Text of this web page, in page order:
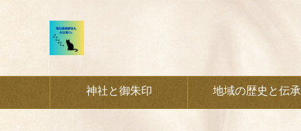
神社と御朱印 地域の歴史と伝承